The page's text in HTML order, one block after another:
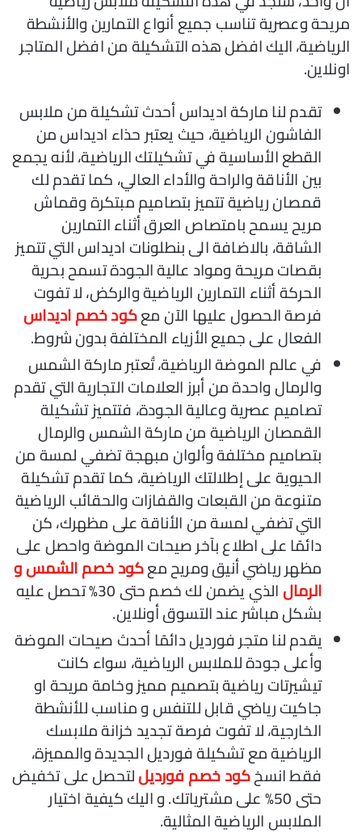
مريحة وعصرية تناسب جميع أنواع التمارين والأنشطة
الرياضية، اليك افضل هذه التشكيلة من افضل المتاجر
اونلاين.
تقدم لنا ماركة اديداس أحدث تشكيلة من ملابس
الفاشون الرياضية، حيث يعتبر حذاء اديداس من
القطع الأساسية في تشكيلتك الرياضية، لأنه يجمع
بين الأناقة والراحة والأداء العالي، كما تقدم لك
قمصان رياضية تتميز بتصاميم مبتكرة وقماش
مريح يسمح بامتصاص العرق أثناء التمارين
الشاقة، بالاضافة الى بنطلونات اديداس التي تتميز
بقصات مريحة ومواد عالية الجودة تسمح بحرية
الحركة أثناء التمارين الرياضية والركض، لا تفوت
فرصة الحصول عليها الآن معكود خصم اديداس
الفعال على جميع الأزياء المختلفة بدون شروط.
في عالم الموضة الرياضية، تُعتبر ماركة الشمس
والرمال واحدة من أبرز العلامات التجارية التي تقدم
تصاميم عصرية وعالية الجودة، فتتميز تشكيلة
القمصان الرياضية من ماركة الشمس والرمال
بتصاميم مختلفة وألوان مبهجة تضفي لمسة من
الحيوية على إطلالتك الرياضية، كما تقدم تشكيلة
متنوعة من القبعات والقفازات والحقائب الرياضية
التي تضفي لمسة من الأناقة على مظهرك، كن
دائمًا على اطلاع بآخر صيحات الموضة واحصل على
مظهر رياضي أنيق ومريح معكود خصم الشمس و
الرمال الذي يضمن لك خصم حتى 30% تحصل عليه
بشكل مباشر عند التسوق أونلاين.
يقدم لنا متجر فورديل دائمًا أحدث صيحات الموضة
وأعلى جودة للملابس الرياضية، سواء كانت
تيشيرتات رياضية بتصميم مميز وخامة مريحة او
جاكيت رياضي قابل للتنفس و مناسب للأنشطة
الخارجية، لا تفوت فرصة تجديد خزانة ملابسك
الرياضية مع تشكيلة فورديل الجديدة والمميزة،
فقط انسخكود خصم فورديللتحصل على تخفيض
حتى 50% على مشترياتك. و اليك كيفية اختيار
الملابس الرياضية المثالية.